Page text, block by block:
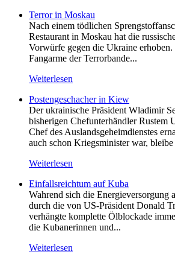
Terror in Moskau
Nach einem tödlichen
Restaurant in Moskau hat die
Vorwürfe gegen die Ukraine
Fangarme der Terrorbande...
Weiterlesen
Postengeschacher in Kiew
Der ukrainische Präsident Wladimir
bisherigen Chefunterhändler Rustem
Chef des Auslandsgeheimdienstes
auch schon Kriegsminister war,
Weiterlesen
Einfallsreichtum auf Kuba
Wahrend sich die Energieversorgung
durch die von US-Präsident Donald
verhängte komplette Ölblockade
die Kubanerinnen und...
Weiterlesen